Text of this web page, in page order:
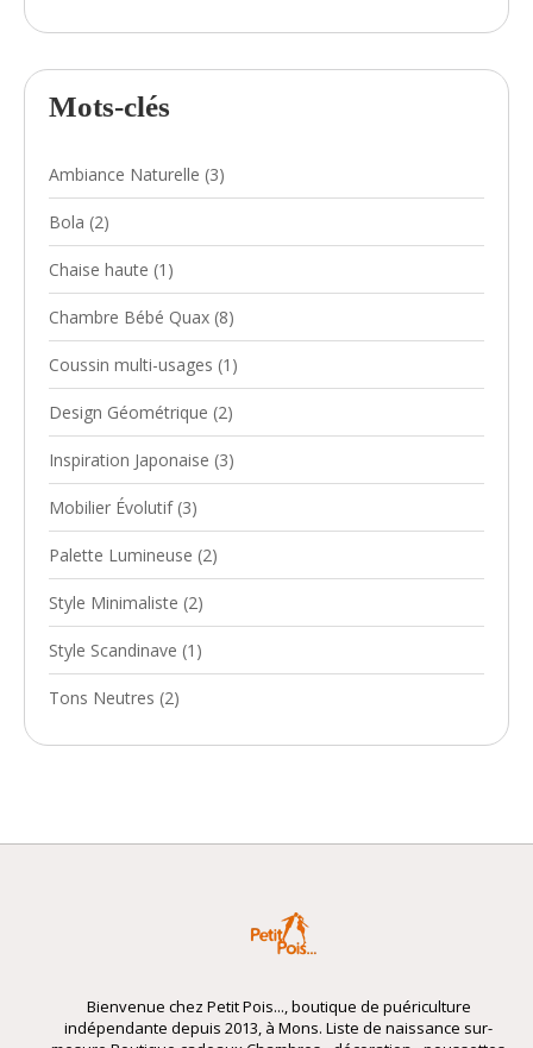
Mots-clés
Ambiance Naturelle (3)
Bola (2)
Chaise haute (1)
Chambre Bébé Quax (8)
Coussin multi-usages (1)
Design Géométrique (2)
Inspiration Japonaise (3)
Mobilier Évolutif (3)
Palette Lumineuse (2)
Style Minimaliste (2)
Style Scandinave (1)
Tons Neutres (2)
Bienvenue chez Petit Pois..., boutique de puériculture
indépendante depuis 2013, à Mons. Liste de naissance sur-